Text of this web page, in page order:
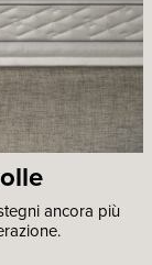
ancora più